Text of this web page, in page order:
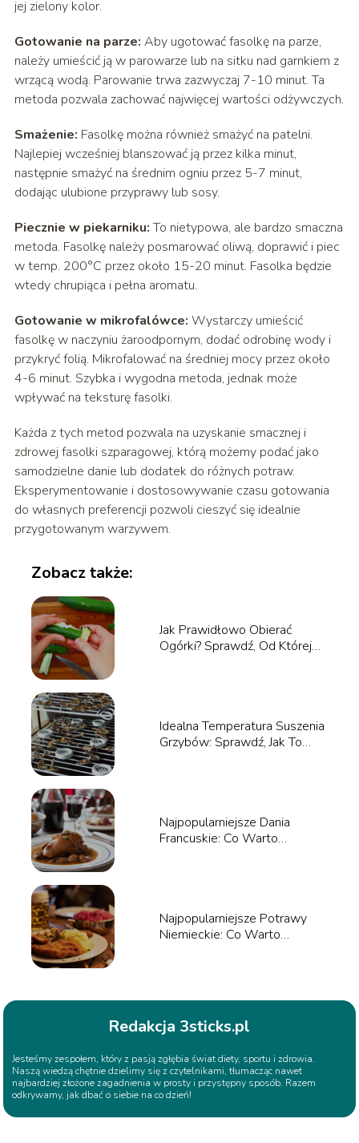
jej zielony kolor.
Gotowanie na parze: Aby ugotować fasolkę na parze,
należy umieścić ją w parowarze lub na sitku nad garnkiem z
wrzącą wodą. Parowanie trwa zazwyczaj 7-10 minut. Ta
metoda pozwala zachować najwięcej wartości odżywczych.
Smażenie: Fasolkę można również smażyć na patelni.
Najlepiej wcześniej blanszować ją przez kilka minut,
następnie smażyć na średnim ogniu przez 5-7 minut,
dodając ulubione przyprawy lub sosy.
Piecznie w piekarniku:To nietypowa, ale bardzo smaczna
metoda. Fasolkę należy posmarować oliwą, doprawić i piec
w temp. 200°C przez około 15-20 minut. Fasolka będzie
wtedy chrupiąca i pełna aromatu.
Gotowanie w mikrofalówce: Wystarczy umieścić
fasolkę w naczyniu żaroodpornym, dodać odrobinę wody i
przykryć folią. Mikrofalować na średniej mocy przez około
4-6 minut. Szybka i wygodna metoda, jednak może
wpływać na teksturę fasolki.
Każda z tych metod pozwala na uzyskanie smacznej i
zdrowej fasolki szparagowej, którą możemy podać jako
samodzielne danie lub dodatek do różnych potraw.
Eksperymentowanie i dostosowywanie czasu gotowania
do własnych preferencji pozwoli cieszyć się idealnie
przygotowanym warzywem.
Zobacz także:
Jak Prawidłowo Obierać
Ogórki? Sprawdź, Od Której
Idealna Temperatura Suszenia
Grzybów: Sprawdź, Jak To
Najpopularniejsze Dania
Francuskie: Co Warto
Najpopularniejsze Potrawy
Niemieckie: Co Warto
Redakcja 3sticks.pl
Jesteśmy zespołem, który z pasją zgłębia świat diety, sportu i zdrowia.
Naszą wiedzą chętnie dzielimy się z czytelnikami, tłumacząc nawet
najbardziej złożone zagadnienia w prosty i przystępny sposób. Razem
odkrywamy, jak dbać o siebie na co dzień!